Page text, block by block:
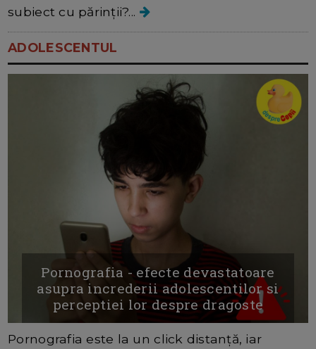
subiect cu părinții?...
ADOLESCENTUL
Pornografia - efecte devastatoare
asupra increderii adolescentilor si
perceptiei lor despre dragoste
Pornografia este la un click distanță, iar